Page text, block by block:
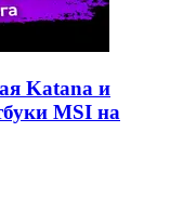
Katana и
MSI на